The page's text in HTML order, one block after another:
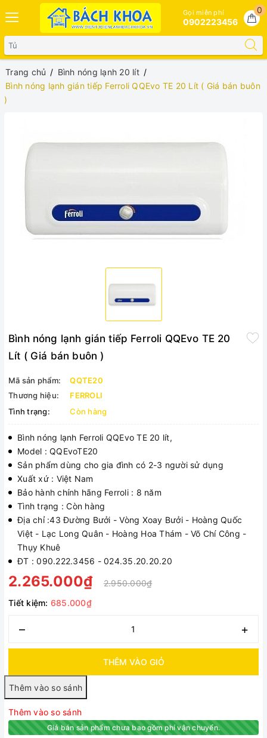
0
Gọi miễn phí
0902223456
Trang chủ
Bình nóng lạnh 20 lít
Bình nóng lạnh gián tiếp Ferroli QQEvo TE 20 Lít ( Giá bán buôn
)
Bình nóng lạnh gián tiếp Ferroli QQEvo TE 20
Lít ( Giá bán buôn )
Mã sản phẩm:
QQTE20
Thương hiệu:
FERROLI
Tình trạng:
Còn hàng
Bình nóng lạnh Ferroli QQEvo TE 20 lít,
Model : QQEvoTE20
Sản phẩm dùng cho gia đình có 2-3 người sử dụng
Xuất xứ : Việt Nam
Bảo hành chính hãng Ferroli : 8 năm
Tình trạng : Còn hàng
Địa chỉ :43 Đường Bưởi - Vòng Xoay Bưởi - Hoàng Quốc
Việt - Lạc Long Quân - Hoàng Hoa Thám - Võ Chí Công -
Thụy Khuê
ĐT : 090.222.3456 - 024.35.20.20.20
2.265.000₫
2.950.000₫
Tiết kiệm: 685.000₫
– +
THÊM VÀO GIỎ
Thêm vào so sánh
Giá bán sản phẩm chưa bao gồm phí vận chuyển.